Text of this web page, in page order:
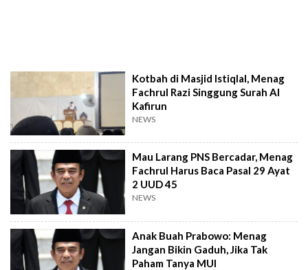
Kotbah di Masjid Istiqlal, Menag
Fachrul Razi Singgung Surah Al
Kafirun
NEWS
Mau Larang PNS Bercadar, Menag
Fachrul Harus Baca Pasal 29 Ayat
2 UUD 45
NEWS
Anak Buah Prabowo: Menag
Jangan Bikin Gaduh, Jika Tak
Paham Tanya MUI